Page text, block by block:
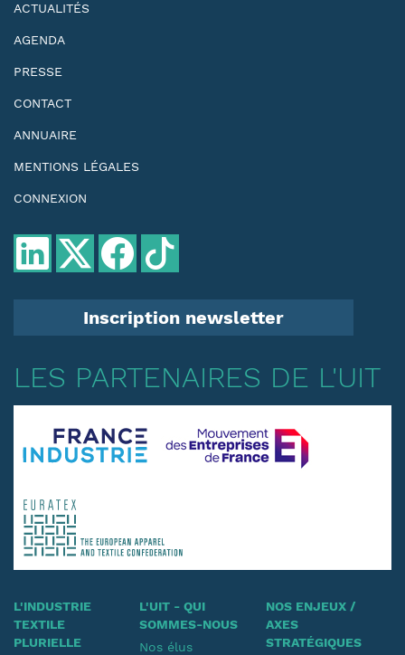
ACTUALITÉS
AGENDA
PRESSE
CONTACT
ANNUAIRE
MENTIONS LÉGALES
CONNEXION
Inscription newsletter
LES PARTENAIRES DE L'UIT
L'INDUSTRIE
TEXTILE
PLURIELLE
L'UIT - QUI
SOMMES-NOUS
Nos élus
NOS ENJEUX /
AXES
STRATÉGIQUES